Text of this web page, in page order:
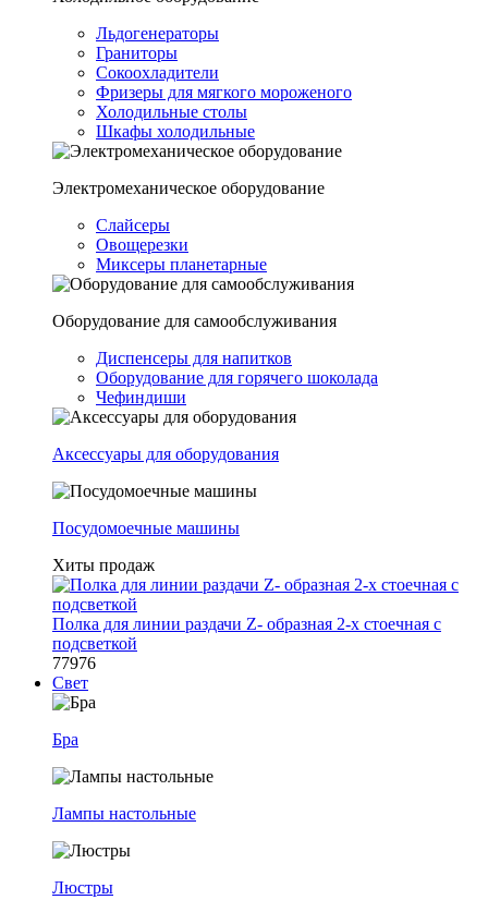
Льдогенераторы
Граниторы
Сокоохладители
Фризеры для мягкого мороженого
Холодильные столы
Шкафы холодильные
Электромеханическое оборудование
Слайсеры
Овощерезки
Миксеры планетарные
Оборудование для самообслуживания
Диспенсеры для напитков
Оборудование для горячего шоколада
Чефиндиши
Аксессуары для оборудования
Посудомоечные машины
Хиты продаж
Полка для линии раздачи Z- образная 2-х стоечная с
подсветкой
77976
Свет
Бра
Лампы настольные
Люстры